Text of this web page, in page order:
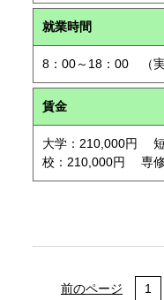
就業時間
8：00～18：00 （実
賃金
大学：210,000円
校：210,000円 専修
前のページ 1